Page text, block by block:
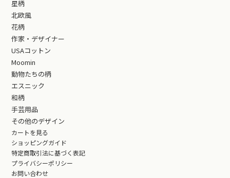
星柄
北欧風
花柄
作家・デザイナー
USAコットン
Moomin
動物たちの柄
エスニック
和柄
手芸用品
その他のデザイン
カートを見る
ショッピングガイド
特定商取引法に基づく表記
プライバシーポリシー
お問い合わせ